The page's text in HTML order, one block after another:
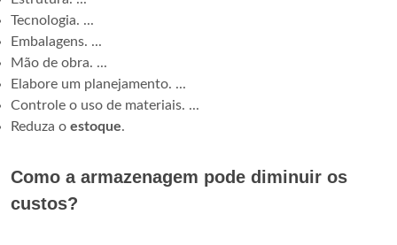
Tecnologia. ...
Embalagens. ...
Mão de obra. ...
Elabore um planejamento. ...
Controle o uso de materiais. ...
Reduza o estoque.
Como a armazenagem pode diminuir os
custos?